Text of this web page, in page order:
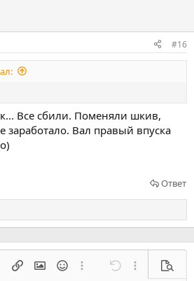
#16
Все сбили. Поменяли шкив,
заработало. Вал правый впуска
Ответ
режим...
список
режим...
Вставить ссылку
Вставить изображение
СмайлыРасширенный режим...
Отмена